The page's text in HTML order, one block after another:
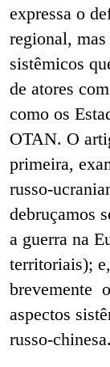
expressa o
regional,
sistêmicos
de atores
como os
OTAN. O
primeira,
russo-
debruçamos
a guerra na
territoriais);
brevemente
aspectos
russo-chinesa.